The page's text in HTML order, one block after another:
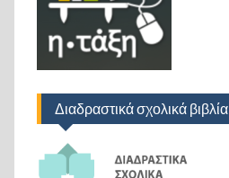
Διαδραστικά σχολικά βιβλία